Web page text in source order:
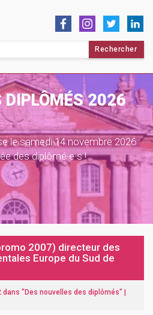
DIPLÔMÉS 2026
le samedi 14 novembre 2026
des diplômé·e·s !
2007) directeur des
Europe du Sud de
dans "Des nouvelles des diplômés" |